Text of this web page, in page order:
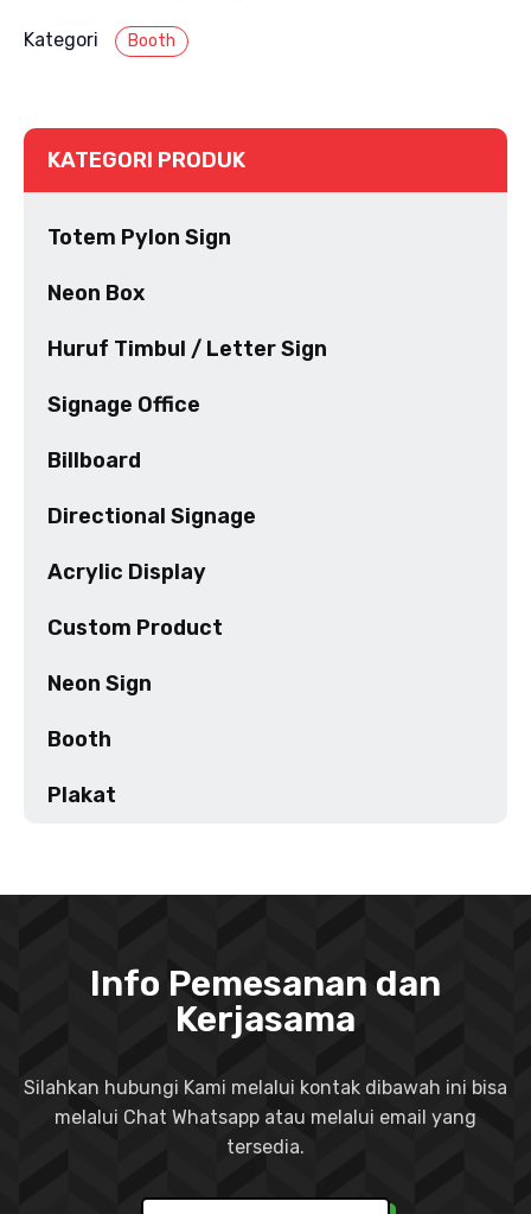
Kategori Booth
KATEGORI PRODUK
Totem Pylon Sign
Neon Box
Huruf Timbul / Letter Sign
Signage Office
Billboard
Directional Signage
Acrylic Display
Custom Product
Neon Sign
Booth
Plakat
Info Pemesanan dan
Kerjasama
Silahkan hubungi Kami melalui kontak dibawah ini bisa
melalui Chat Whatsapp atau melalui email yang
tersedia.